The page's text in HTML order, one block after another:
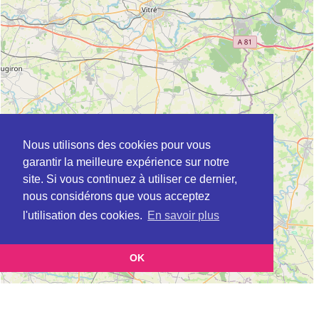
Nous utilisons des cookies pour vous
garantir la meilleure expérience sur notre
site. Si vous continuez à utiliser ce dernier,
nous considérons que vous acceptez
l'utilisation des cookies. En savoir plus
OK